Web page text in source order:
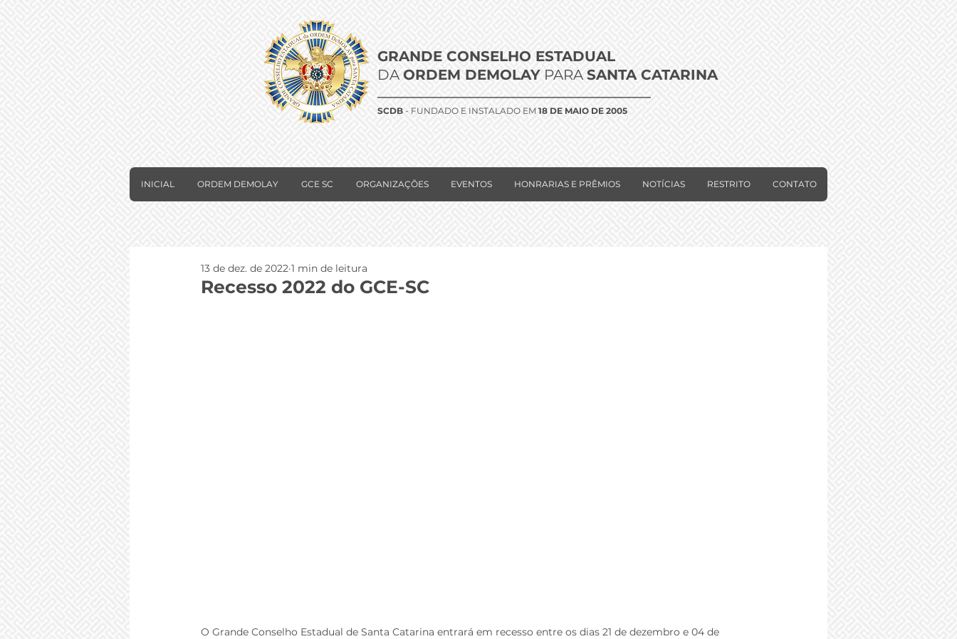
GRANDE CONSELHO ESTADUAL
DA ORDEM DEMOLAY PARASANTA CATARINA
SCDB - FUNDADO E INSTALADO EM 18 DE MAIO DE 2005
INICIAL ORDEM DEMOLAY GCE SC ORGANIZAÇÕES EVENTOS HONRARIAS E PRÊMIOS NOTÍCIAS RESTRITO CONTATO
Recesso 2022 do GCE-SC
13 de dez. de 2022 1 min de leitura
O Grande Conselho Estadual de Santa Catarina entrará em recesso entre os dias 21 de dezembro e 04 de